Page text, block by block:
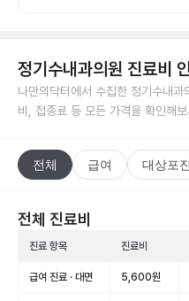
정기수내과의원 진료비
나만의닥터에서 수집한 정기수내과
비, 접종료 등 모든 가격을 확인해
전체 급여 대상포
전체 진료비
진료 항목 진료비
급여 진료 · 대면 5,600원